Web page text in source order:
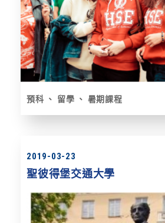
預科 留學 暑期課程
2019-03-23
聖彼得堡交通大學